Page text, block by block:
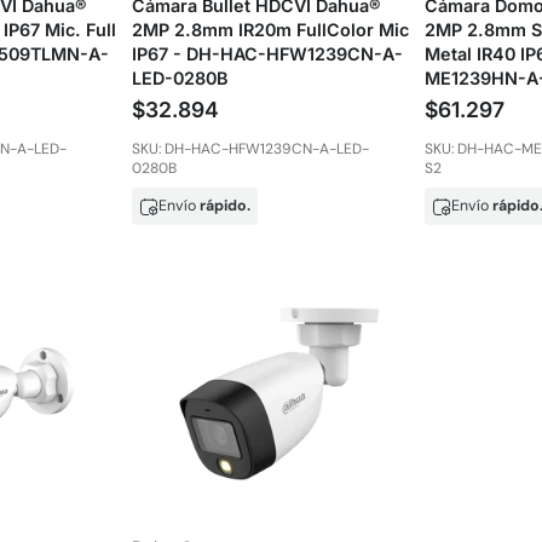
Dahua®
Mic. Full
A-
A-LED-
Cámara Bullet HDCVI Dahua®
2MP 2.8mm IR20m FullColor Mic
IP67 - DH-HAC-HFW1239CN-A-
LED-0280B
$32.894
SKU: DH-HAC-HFW1239CN-A-LED-
0280B
Envíorápido.
Cámara
2MP 2.8mm
Metal IR40
ME1239HN-
$61.297
SKU: DH-HAC-
S2
Envío